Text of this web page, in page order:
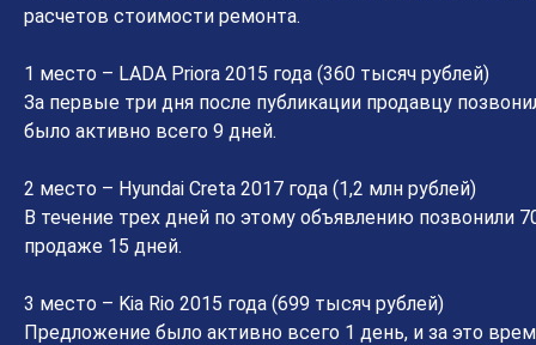
расчетов стоимости ремонта.
1 место – LADA Priora 2015 года (360 тысяч рублей)
За первые три дня после публикации продавцу
было активно всего 9 дней.
2 место – Hyundai Creta 2017 года (1,2 млн рублей)
В течение трех дней по этому объявлению позвонили
продаже 15 дней.
3 место – Kia Rio 2015 года (699 тысяч рублей)
Предложение было активно всего 1 день, и за это